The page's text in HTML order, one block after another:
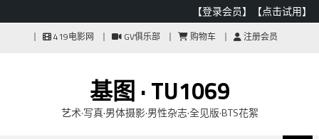
【登录会员】 【点击试用】
419电影网 GV俱乐部 购物车 注册会员
基图 · TU1069
艺术·写真·男体摄影·男性杂志·全见版·BTS花絮